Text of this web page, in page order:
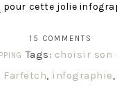
pour cette jolie
15 COMMENTS
Tags: choisir son
Farfetch, infographie,